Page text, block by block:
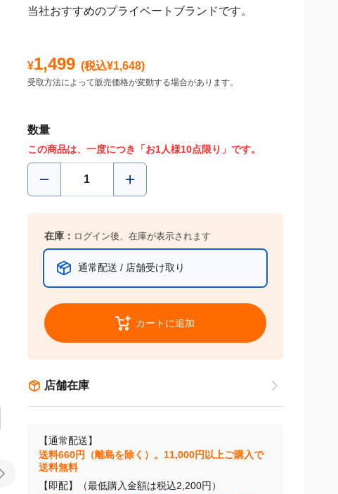
当社おすすめのプライベートブランドです。
¥1,499 (税込¥1,648)
受取方法によって販売価格が変動する場合があります。
数量
この商品は、一度につき「お1人様10点限り」です。
在庫： ログイン後、在庫が表示されます
通常配送 / 店舗受け取り
カートに追加
店舗在庫
【通常配送】
送料660円（離島を除く）。11,000円以上ご購入で
送料無料